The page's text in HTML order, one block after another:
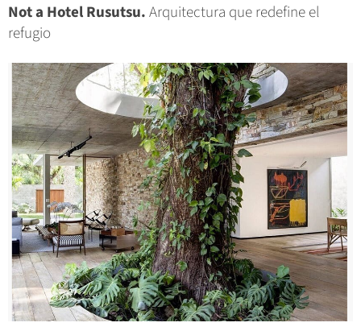
Not a Hotel Rusutsu.Arquitectura que redefine el
refugio